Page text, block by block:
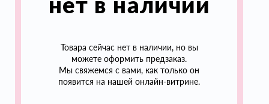
Товара сейчас нет в наличии, но вы
можете оформить предзаказ.
Мы свяжемся с вами, как только он
появится на нашей онлайн-витрине.